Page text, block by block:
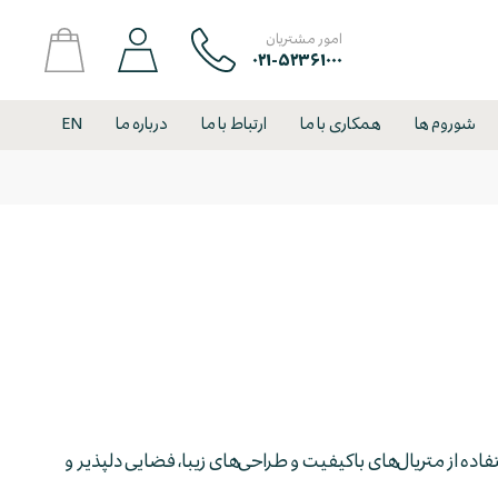
امور مشتریان
۰۲۱-۵۲۳۶۱۰۰۰
شوروم ها همکاری با ما ارتباط با ما درباره ما EN
از متریال‌های باکیفیت و طراحی‌های زیبا، فضایی دلپذیر و